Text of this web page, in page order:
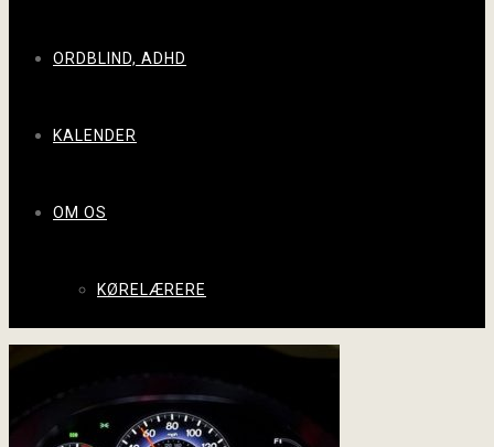
ORDBLIND, ADHD
KALENDER
OM OS
KØRELÆRERE